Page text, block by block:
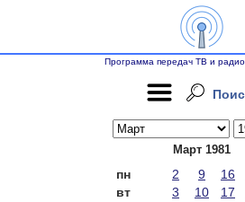
Программа передач ТВ и радио
Март 1981
пн 2 9 16
вт
3 10 17